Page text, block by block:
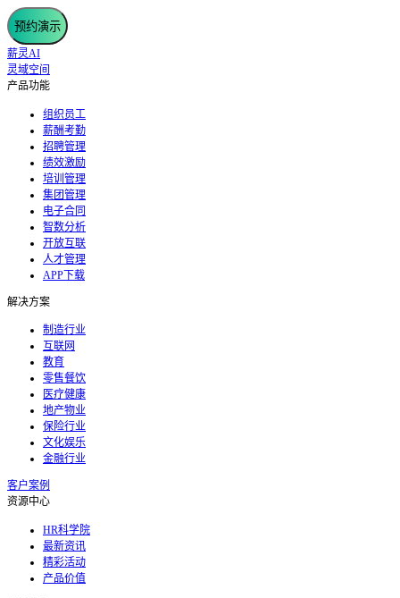
预约演示
薪灵AI
灵域空间
产品功能
组织员工
薪酬考勤
招聘管理
绩效激励
培训管理
集团管理
电子合同
智数分析
开放互联
人才管理
APP下载
解决方案
制造行业
互联网
教育
零售餐饮
医疗健康
地产物业
保险行业
文化娱乐
金融行业
客户案例
资源中心
HR科学院
最新资讯
精彩活动
产品价值